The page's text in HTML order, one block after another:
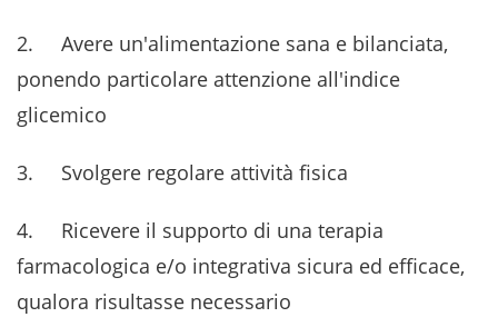
2. Avere un'alimentazione sana e bilanciata,
ponendo particolare attenzione all'indice
glicemico
3. Svolgere regolare attività fisica
4. Ricevere il supporto di una terapia
farmacologica e/o integrativa sicura ed efficace,
qualora risultasse necessario